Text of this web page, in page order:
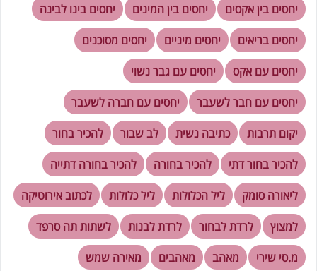
יחסים בין אקסים
יחסים בין המינים
יחסים בינו לבינה
יחסים בריאים
יחסים מיניים
יחסים מסוכנים
יחסים עם אקס
יחסים עם גבר נשוי
יחסים עם חבר לשעבר
יחסים עם חברה לשעבר
יקום תרבות
כתיבה נשית לב שבור
להכיר בחור
להכיר בחור דתי
להכיר בחורה
להכיר בחורה דתייה
ליאורה סומק
ליל הכלולות ליל כלולות
לכתוב אירוטיקה
למצוץ
לרדת לבחור לרדת לבנות
לשתות תה סרפד
מ.סי שירי
מאהב מאהבים
מאירה שמש